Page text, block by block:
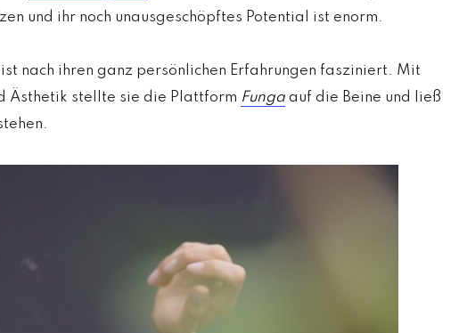
und ihr noch unausgeschöpftes Potential ist enorm.
nach ihren ganz persönlichen Erfahrungen fasziniert. Mit
Ästhetik stellte sie die Plattform Funga auf die Beine und ließ